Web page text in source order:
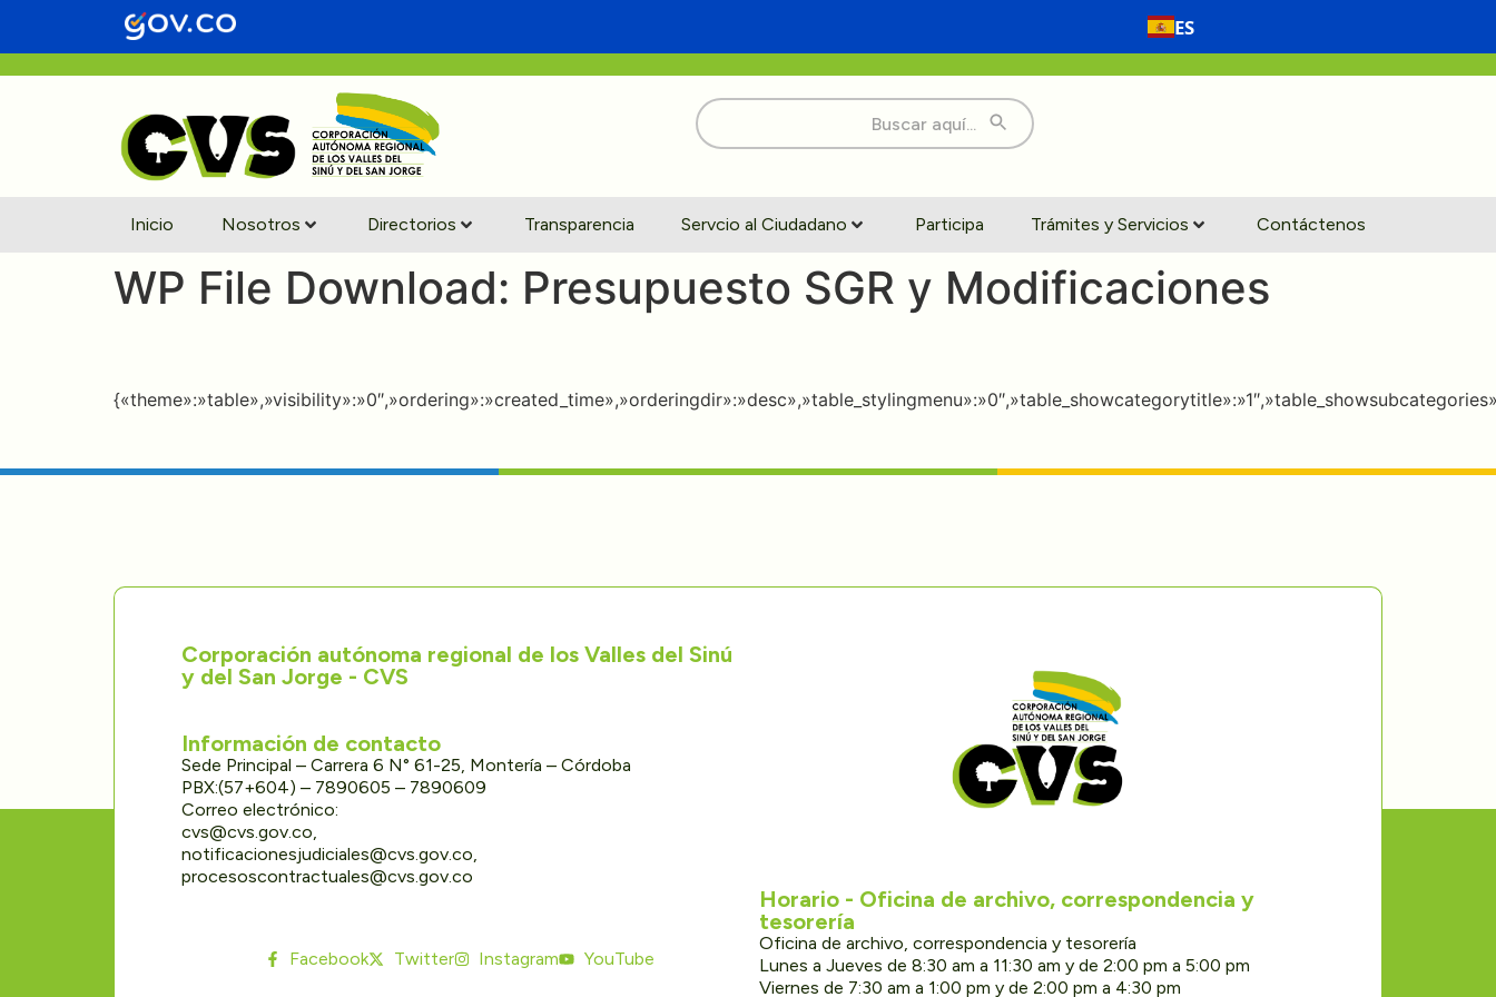
ES
Buscar:
Inicio Nosotros Directorios Transparencia Servcio al Ciudadano Participa Trámites y Servicios Contáctenos
WP File Download: Presupuesto SGR y Modificaciones
Corporación autónoma regional de los Valles del Sinú
y del San Jorge - CVS
Información de contacto
Sede Principal – Carrera 6 N° 61-25, Montería – Córdoba
PBX:(57+604) – 7890605 – 7890609
Correo electrónico:
cvs@cvs.gov.co,
notificacionesjudiciales@cvs.gov.co,
procesoscontractuales@cvs.gov.co
Facebook Twitter Instagram YouTube
Horario - Oficina de archivo, correspondencia y
tesorería
Oficina de archivo, correspondencia y tesorería
Lunes a Jueves de 8:30 am a 11:30 am y de 2:00 pm a 5:00 pm
Viernes de 7:30 am a 1:00 pm y de 2:00 pm a 4:30 pm